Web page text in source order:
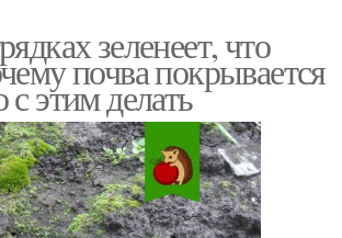
зеленеет, что
почва покрывается
этим делать